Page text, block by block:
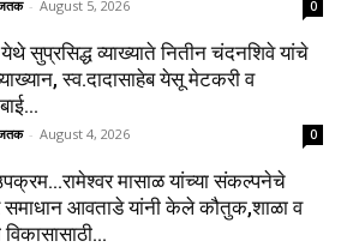
- August 5, 2026 0
सुप्रसिद्ध व्याख्याते नितीन चंदनशिवे यांचे
स्व.दादासाहेब येसू मेटकरी व
- August 4, 2026 0
मासाळ यांच्या संकल्पनेचे
आवताडे यांनी केले कौतुक,शाळा व
विकासासाठी...